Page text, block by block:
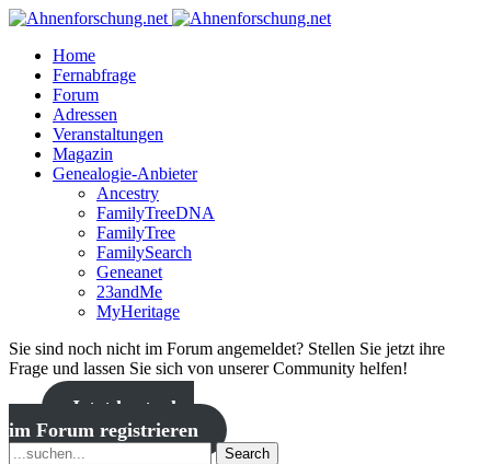
Home
Fernabfrage
Forum
Adressen
Veranstaltungen
Magazin
Genealogie-Anbieter
Ancestry
FamilyTreeDNA
FamilyTree
FamilySearch
Geneanet
23andMe
MyHeritage
Sie sind noch nicht im Forum angemeldet? Stellen Sie jetzt ihre
Frage und lassen Sie sich von unserer Community helfen!
Jetzt kostenlos
im Forum registrieren
Search